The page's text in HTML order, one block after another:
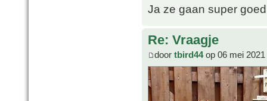
Ja ze gaan super
Re: Vraagje
door tbird44op 06 mei 2021